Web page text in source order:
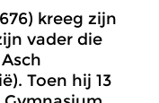
kreeg zijn
vader die
Toen hij 13